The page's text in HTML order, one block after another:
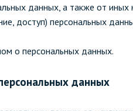
данных, а также от
доступ) персональных
о персональных данных.
данных